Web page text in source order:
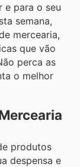
e para o seu
semana,
mercearia,
que vão
perca as
o melhor
produtos
despensa e